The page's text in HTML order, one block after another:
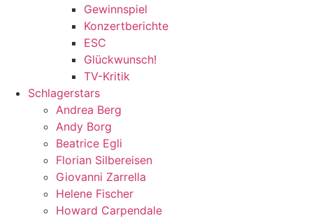
Gewinnspiel
Konzertberichte
ESC
Glückwunsch!
TV-Kritik
Schlagerstars
Andrea Berg
Andy Borg
Beatrice Egli
Florian Silbereisen
Giovanni Zarrella
Helene Fischer
Howard Carpendale